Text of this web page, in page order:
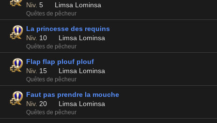
Niv. 5 Limsa Lominsa
Quêtes de pêcheur
La princesse des requins
Niv. 10 Limsa Lominsa
Quêtes de pêcheur
Flap flap plouf plouf
Niv. 15 Limsa Lominsa
Quêtes de pêcheur
Faut pas prendre la mouche
Niv. 20 Limsa Lominsa
Quêtes de pêcheur